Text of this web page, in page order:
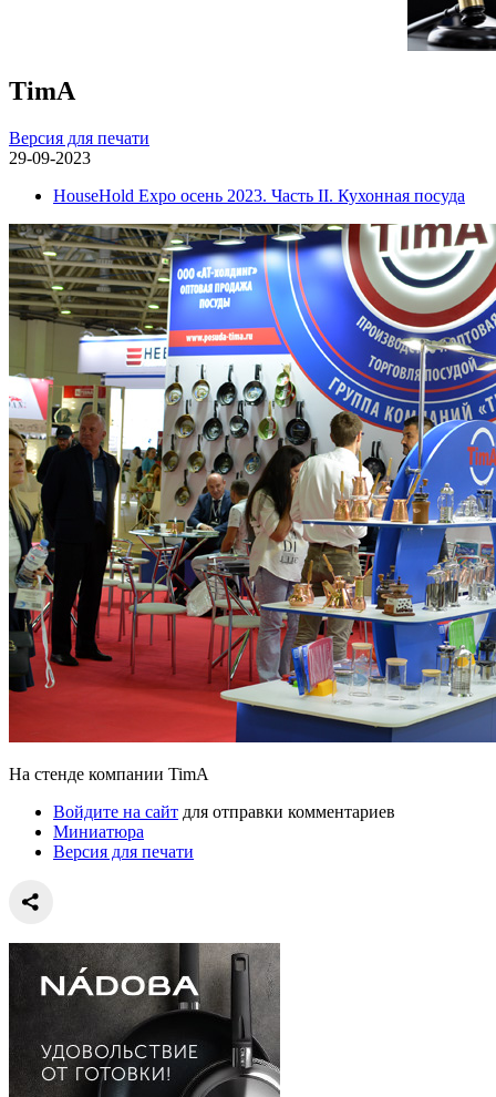
TimA
Версия для печати
29-09-2023
HouseHold Expo осень 2023. Часть II. Кухонная посуда
На стенде компании TimA
Войдите на сайт для отправки комментариев
Миниатюра
Версия для печати